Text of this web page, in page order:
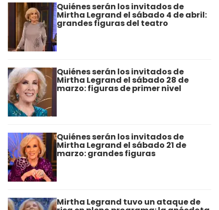
Quiénes serán los invitados de
Mirtha Legrand el sábado 4 de abril:
grandes figuras del teatro
Quiénes serán los invitados de
Mirtha Legrand el sábado 28 de
marzo: figuras de primer nivel
Quiénes serán los invitados de
Mirtha Legrand el sábado 21 de
marzo: grandes figuras
Mirtha Legrand tuvo un ataque de